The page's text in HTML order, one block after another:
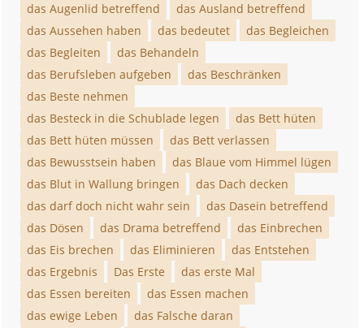
das Augenlid betreffend
das Ausland betreffend
das Aussehen haben
das bedeutet
das Begleichen
das Begleiten
das Behandeln
das Berufsleben aufgeben
das Beschränken
das Beste nehmen
das Besteck in die Schublade legen
das Bett hüten
das Bett hüten müssen
das Bett verlassen
das Bewusstsein haben
das Blaue vom Himmel lügen
das Blut in Wallung bringen
das Dach decken
das darf doch nicht wahr sein
das Dasein betreffend
das Dösen
das Drama betreffend
das Einbrechen
das Eis brechen
das Eliminieren
das Entstehen
das Ergebnis
Das Erste
das erste Mal
das Essen bereiten
das Essen machen
das ewige Leben
das Falsche daran